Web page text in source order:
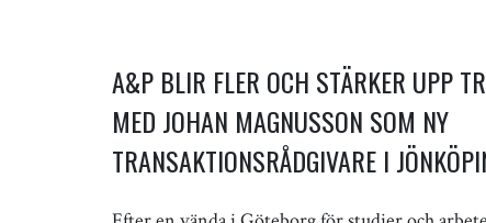
A&P BLIR FLER OCH STÄRKER UPP
MED JOHAN MAGNUSSON SOM NY
TRANSAKTIONSRÅDGIVARE I